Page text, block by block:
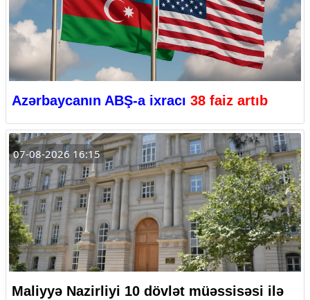
Azərbaycanın ABŞ-a ixracı 38 faiz artıb
07-08-2026 16:15
Maliyyə Nazirliyi 10 dövlət müəssisəsi ilə